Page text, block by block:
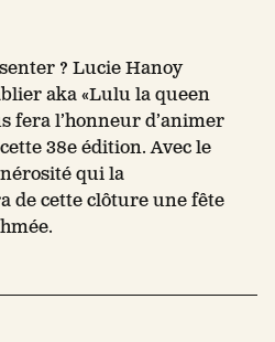
? Lucie Hanoy
aka «Lulu la queen
fera l’honneur d’animer
38e édition. Avec le
qui la
de cette clôture une fête